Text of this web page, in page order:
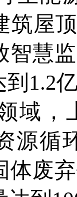
筑屋
智慧
1.2
，上
源循
体废